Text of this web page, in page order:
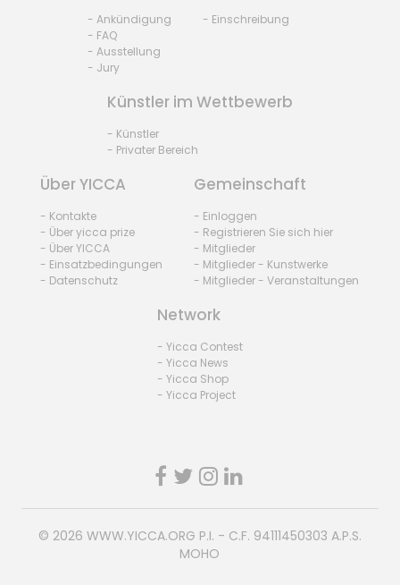
- Ankündigung
- FAQ
- Ausstellung
- Jury
- Einschreibung
Künstler im Wettbewerb
- Künstler
- Privater Bereich
Über YICCA
- Kontakte
- Über yicca prize
- Über YICCA
- Einsatzbedingungen
- Datenschutz
Gemeinschaft
- Einloggen
- Registrieren Sie sich hier
- Mitglieder
- Mitglieder - Kunstwerke
- Mitglieder - Veranstaltungen
Network
- Yicca Contest
- Yicca News
- Yicca Shop
- Yicca Project
© 2026 WWW.YICCA.ORG P.I. - C.F. 94111450303 A.P.S.
MOHO